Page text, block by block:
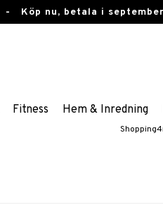
- Köp nu, betala i
Fitness Hem & Inredning